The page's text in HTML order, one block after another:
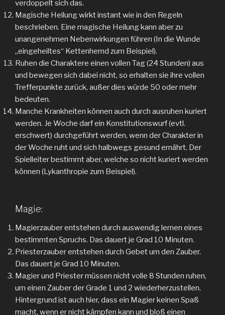
verdoppelt sich das.
Magische Heilung wirkt instant wie in den Regeln
beschrieben. Eine magische Heilung kann aber zu
unangenehmen Nebenwirkungen führen (In die Wunde
„eingeheiltes“ Kettenhemd zum Beispiel).
Ruhen die Charaktere einen vollen Tag (24 Stunden) aus
und bewegen sich dabei nicht, so erhalten sie ihre vollen
Trefferpunkte zurück, außer dies würde 50 oder mehr
bedeuten.
Manche Krankheiten können auch durch ausruhen kuriert
werden. Je Woche darf ein Konstitutionswurf (evtl.
erschwert) durchgeführt werden, wenn der Charakter in
der Woche ruht und sich halbwegs gesund ernährt. Der
Spielleiter bestimmt aber, welche so nicht kuriert werden
können (Lykanthropie zum Beispiel).
Magie:
Magierzauber entstehen durch auswendig lernen eines
bestimmten Spruchs. Das dauert je Grad 10 Minuten.
Priesterzauber entstehen durch Gebet um den Zauber.
Das dauert je Grad 10 Minuten.
Magier und Priester müssen nicht volle 8 Stunden ruhen,
um einen Zauber der Grade 1 und 2 wiederherzustellen.
Hintergrund ist auch hier, dass ein Magier keinen Spaß
macht, wenn er nicht kämpfen kann und bloß einen